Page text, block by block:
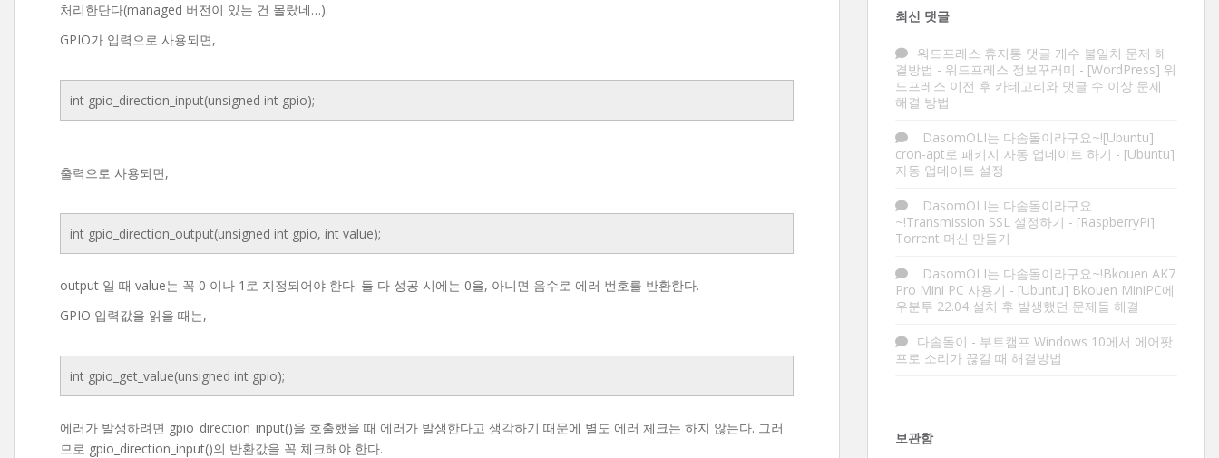
처리한단다(managed 버전이 있는 건 몰랐네…).
GPIO가 입력으로 사용되면,
int gpio_direction_input(unsigned int gpio);
출력으로 사용되면,
int gpio_direction_output(unsigned int gpio, int value);
output 일 때 value는 꼭 0 이나 1로 지정되어야 한다. 둘 다 성공 시에는 0을, 아니면 음수로 에러 번호를 반환한다.
GPIO 입력값을 읽을 때는,
int gpio_get_value(unsigned int gpio);
에러가 발생하려면 gpio_direction_input()을 호출했을 때 에러가 발생한다고 생각하기 때문에 별도 에러 체크는 하지 않는다. 그러
므로 gpio_direction_input()의 반환값을 꼭 체크해야 한다.
최신 댓글
워드프레스 휴지통 댓글 개수 불일치 문제 해
결방법 - 워드프레스 정보꾸러미 - [WordPress] 워
드프레스 이전 후 카테고리와 댓글 수 이상 문제
해결 방법
DasomOLI는 다솜돌이라구요~![Ubuntu]
cron-apt로 패키지 자동 업데이트 하기 - [Ubuntu]
자동 업데이트 설정
DasomOLI는 다솜돌이라구요
~!Transmission SSL 설정하기 - [RaspberryPi]
Torrent 머신 만들기
DasomOLI는 다솜돌이라구요~!Bkouen AK7
Pro Mini PC 사용기 - [Ubuntu] Bkouen MiniPC에
우분투 22.04 설치 후 발생했던 문제들 해결
다솜돌이 - 부트캠프 Windows 10에서 에어팟
프로 소리가 끊길 때 해결방법
보관함